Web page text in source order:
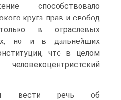
способствовало
круга прав и свобод
в отраслевых
но и в дальнейших
что в целом
вести речь об